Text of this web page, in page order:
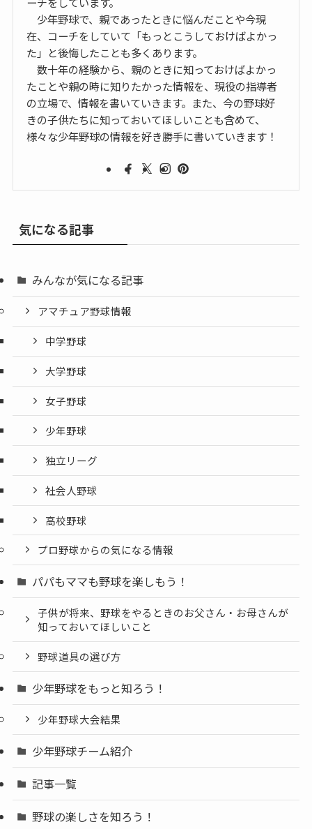
少年野球で、親であったときに悩んだことや今現
在、コーチをしていて「もっとこうしておけばよかっ
た」と後悔したことも多くあります。
数十年の経験から、親のときに知っておけばよかっ
たことや親の時に知りたかった情報を、現役の指導者
の立場で、情報を書いていきます。また、今の野球好
きの子供たちに知っておいてほしいことも含めて、
様々な少年野球の情報を好き勝手に書いていきます！
気になる記事
みんなが気になる記事
アマチュア野球情報
中学野球
大学野球
女子野球
少年野球
独立リーグ
社会人野球
高校野球
プロ野球からの気になる情報
パパもママも野球を楽しもう！
子供が将来、野球をやるときのお父さん・お母さんが
知っておいてほしいこと
野球道具の選び方
少年野球をもっと知ろう！
少年野球大会結果
少年野球チーム紹介
記事一覧
野球の楽しさを知ろう！